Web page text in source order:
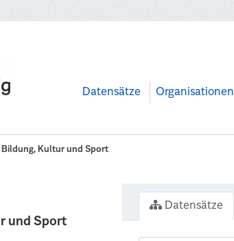
Datensätze Organisationen
Bildung, Kultur und Sport
und Sport
Datensätze